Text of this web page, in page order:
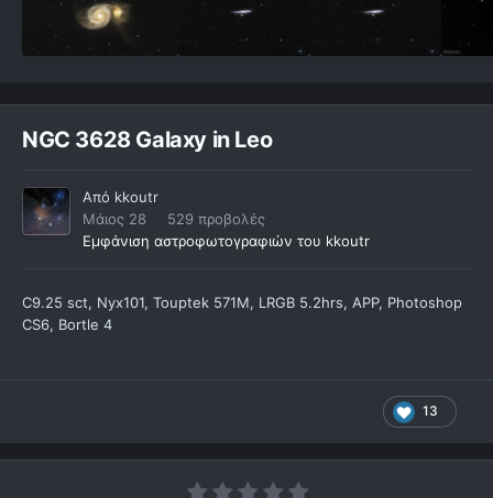
NGC 3628 Galaxy in Leo
Από kkoutr
Μάιος 28
529 προβολές
Εμφάνιση αστροφωτογραφιών του kkoutr
C9.25 sct, Nyx101, Touptek 571M, LRGB 5.2hrs, APP, Photoshop
CS6, Bortle 4
13